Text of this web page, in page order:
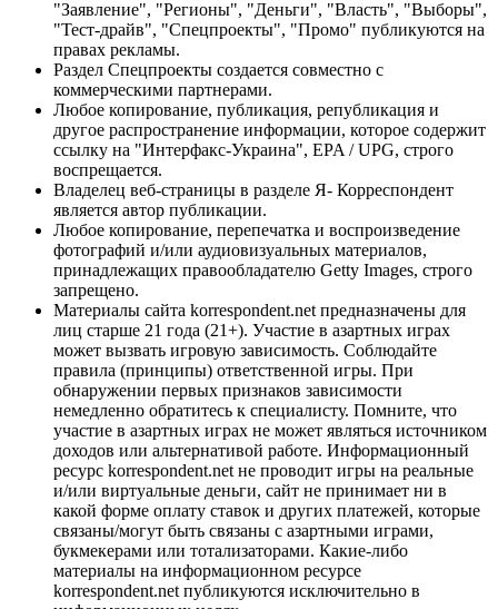
"Заявление", "Регионы", "Деньги", "Власть", "Выборы",
"Тест-драйв", "Спецпроекты", "Промо" публикуются на
правах рекламы.
Раздел Спецпроекты создается совместно с
коммерческими партнерами.
Любое копирование, публикация, републикация и
другое распространение информации, которое содержит
ссылку на "Интерфакс-Украина", EPA / UPG, строго
воспрещается.
Владелец веб-страницы в разделе Я- Корреспондент
является автор публикации.
Любое копирование, перепечатка и воспроизведение
фотографий и/или аудиовизуальных материалов,
принадлежащих правообладателю Getty Images, строго
запрещено.
Материалы сайта korrespondent.net предназначены для
лиц старше 21 года (21+). Участие в азартных играх
может вызвать игровую зависимость. Соблюдайте
правила (принципы) ответственной игры. При
обнаружении первых признаков зависимости
немедленно обратитесь к специалисту. Помните, что
участие в азартных играх не может являться источником
доходов или альтернативой работе. Информационный
ресурс korrespondent.net не проводит игры на реальные
и/или виртуальные деньги, сайт не принимает ни в
какой форме оплату ставок и других платежей, которые
связаны/могут быть связаны с азартными играми,
букмекерами или тотализаторами. Какие-либо
материалы на информационном ресурсе
korrespondent.net публикуются исключительно в